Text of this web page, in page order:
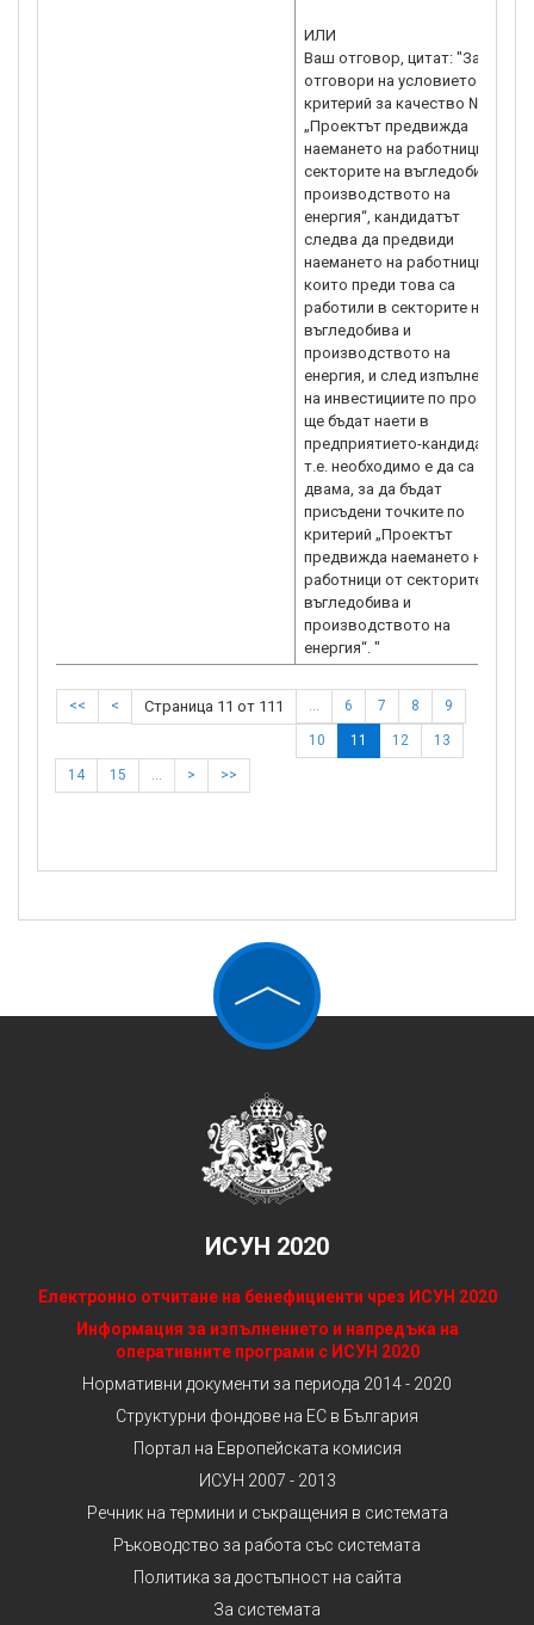
ИЛИ
Ваш отговор, цитат: "За да
отговори на условието по
критерий за качество № 5
„Проектът предвижда
наемането на работници от
секторите на въгледобива и
производството на
енергия“, кандидатът
следва да предвиди
наемането на работници,
които преди това са
работили в секторите на
въгледобива и
производството на
енергия, и след изпълнение
на инвестициите по проекта
ще бъдат наети в
предприятието-кандидат,
т.е. необходимо е да са поне
двама, за да бъдат
присъдени точките по
критерий „Проектът
предвижда наемането на
работници от секторите на
въгледобива и
производството на
<< < Страница 11 от 111 … 6 7 8 9
10 11 12 13
14 15 … > >>
ИСУН 2020
Електронно отчитане на бенефициенти чрез ИСУН 2020
Информация за изпълнението и напредъка на
оперативните програми с ИСУН 2020
Нормативни документи за периода 2014 - 2020
Структурни фондове на ЕС в България
Портал на Европейската комисия
ИСУН 2007 - 2013
Речник на термини и съкращения в системата
Ръководство за работа със системата
Политика за достъпност на сайта
За системата